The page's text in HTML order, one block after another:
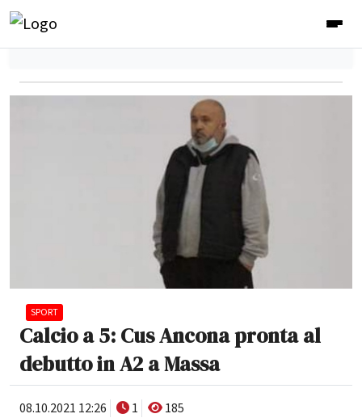
SPORT
Calcio a 5: Cus Ancona pronta al
debutto in A2 a Massa
08.10.2021 12:26 1
185